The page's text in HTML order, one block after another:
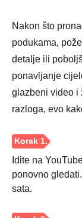
Nakon što
podukama,
detalje ili
ponavljanje
glazbeni video i
razloga, evo
Idite na
ponovno
sata.